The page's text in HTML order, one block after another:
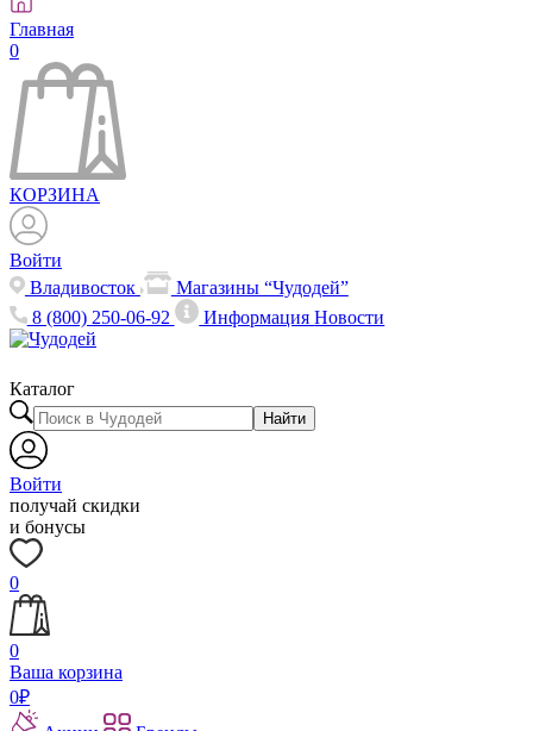
Главная
0
КОРЗИНА
Войти
Владивосток
Магазины “Чудодей”
8 (800) 250-06-92
ИнформацияНовости
Каталог
Найти
Войти
получай скидки
и бонусы
0
0
Ваша корзина
0₽